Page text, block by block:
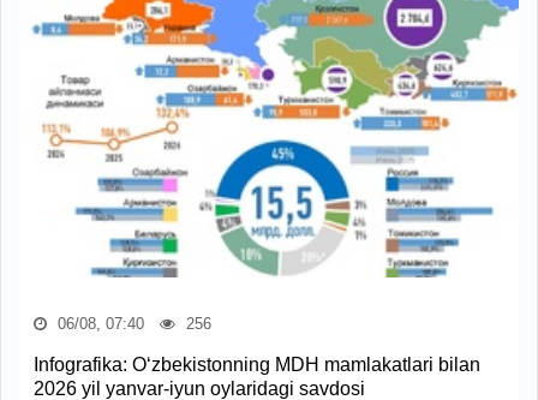
06/08, 07:40 256
Infografika: O‘zbekistonning MDH mamlakatlari bilan
2026 yil yanvar-iyun oylaridagi savdosi